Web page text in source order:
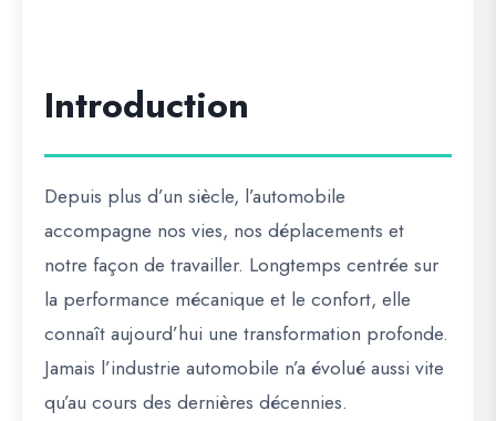
Introduction
Depuis plus d’un siècle, l’automobile
accompagne nos vies, nos déplacements et
notre façon de travailler. Longtemps centrée sur
la performance mécanique et le confort, elle
connaît aujourd’hui une transformation profonde.
Jamais l’industrie automobile n’a évolué aussi vite
qu’au cours des dernières décennies.